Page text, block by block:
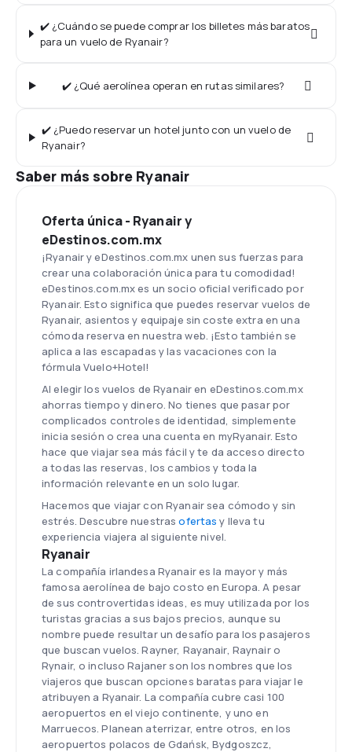
✔️ ¿Cuándo se puede comprar los billetes más baratos
para un vuelo de Ryanair?
✔️ ¿Qué aerolínea operan en rutas similares?
✔️ ¿Puedo reservar un hotel junto con un vuelo de
Ryanair?
Saber más sobre Ryanair
Oferta única - Ryanair y
eDestinos.com.mx
¡Ryanair y eDestinos.com.mx unen sus fuerzas para
crear una colaboración única para tu comodidad!
eDestinos.com.mx es un socio oficial verificado por
Ryanair. Esto significa que puedes reservar vuelos de
Ryanair, asientos y equipaje sin coste extra en una
cómoda reserva en nuestra web. ¡Esto también se
aplica a las escapadas y las vacaciones con la
fórmula Vuelo+Hotel!
Al elegir los vuelos de Ryanair en eDestinos.com.mx
ahorras tiempo y dinero. No tienes que pasar por
complicados controles de identidad, simplemente
inicia sesión o crea una cuenta en myRyanair. Esto
hace que viajar sea más fácil y te da acceso directo
a todas las reservas, los cambios y toda la
información relevante en un solo lugar.
Hacemos que viajar con Ryanair sea cómodo y sin
estrés. Descubre nuestrasofertas y lleva tu
experiencia viajera al siguiente nivel.
Ryanair
La compañía irlandesa Ryanair es la mayor y más
famosa aerolínea de bajo costo en Europa. A pesar
de sus controvertidas ideas, es muy utilizada por los
turistas gracias a sus bajos precios, aunque su
nombre puede resultar un desafío para los pasajeros
que buscan vuelos. Rayner, Rayanair, Raynair o
Rynair, o incluso Rajaner son los nombres que los
viajeros que buscan opciones baratas para viajar le
atribuyen a Ryanair. La compañía cubre casi 100
aeropuertos en el viejo continente, y uno en
Marruecos. Planean aterrizar, entre otros, en los
aeropuertos polacos de Gdańsk, Bydgoszcz,